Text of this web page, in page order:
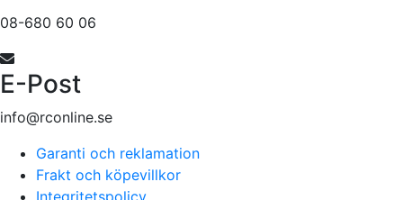
08-680 60 06
E-Post
info@rconline.se
Garanti och reklamation
Frakt och köpevillkor
Integritetspolicy